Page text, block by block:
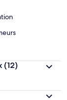
(12)